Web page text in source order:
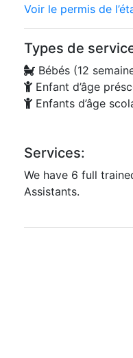
Voir le permis de
Types de
Bébés (12
Enfant d’âge
Enfants d’âge
Services:
We have 6 full
Assistants.